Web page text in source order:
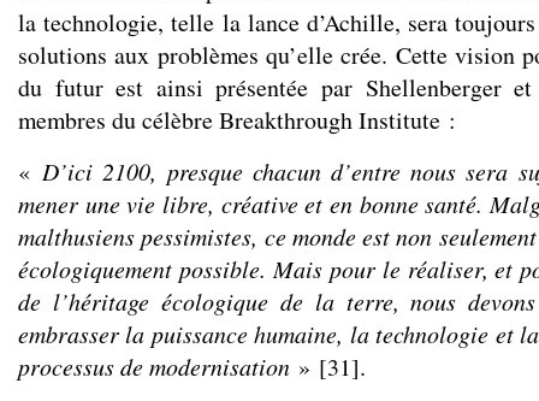
la technologie, telle la lance d’Achille, sera
solutions aux problèmes qu’elle crée. Cette vision
du futur est ainsi présentée par Shellenberger
membres du célèbre Breakthrough Institute :
«D’ici 2100, presque chacun d’entre nous sera
mener une vie libre, créative et en bonne santé.
malthusiens pessimistes, ce monde est non
écologiquement possible. Mais pour le réaliser, et
de l’héritage écologique de la terre, nous
embrasser la puissance humaine, la technologie et
processus de modernisation » [31].